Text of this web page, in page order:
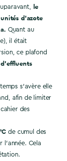
le
d’azote
Quant au
il était
ce plafond
s’avère elle
afin de limiter
des
de cumul des
Cela